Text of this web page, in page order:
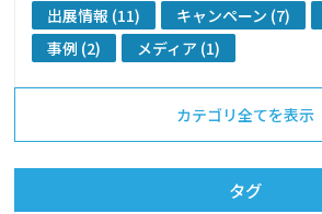
出展情報 (11) キャンペーン (7)
事例 (2)
メディア (1)
カテゴリ全てを表示
タグ